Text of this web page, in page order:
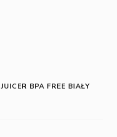
BPA FREE BIAŁY